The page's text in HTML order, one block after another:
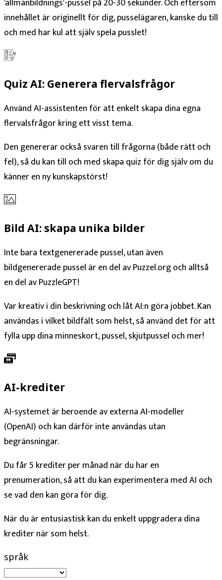
innehållet är originellt för dig, pusselägaren, kanske du till
och med har kul att själv spela pusslet!
Quiz AI: Generera flervalsfrågor
Använd AI-assistenten för att enkelt skapa dina egna
flervalsfrågor kring ett visst tema.
Den genererar också svaren till frågorna (både rätt och
fel), så du kan till och med skapa quiz för dig själv om du
känner en ny kunskapstörst!
Bild AI: skapa unika bilder
Inte bara textgenererade pussel, utan även
bildgenererade pussel är en del av Puzzel.org och alltså
en del av PuzzleGPT!
Var kreativ i din beskrivning och låt AI:n göra jobbet. Kan
användas i vilket bildfält som helst, så använd det för att
fylla upp dina minneskort, pussel, skjutpussel och mer!
AI-krediter
AI-systemet är beroende av externa AI-modeller
(OpenAI) och kan därför inte användas utan
begränsningar.
Du får 5 krediter per månad när du har en
prenumeration, så att du kan experimentera med AI och
se vad den kan göra för dig.
När du är entusiastisk kan du enkelt uppgradera dina
krediter när som helst.
språk